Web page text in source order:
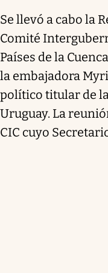
Se llevó a cabo la
Comité
Países de la
la embajadora
político titular de
Uruguay. La
CIC cuyo